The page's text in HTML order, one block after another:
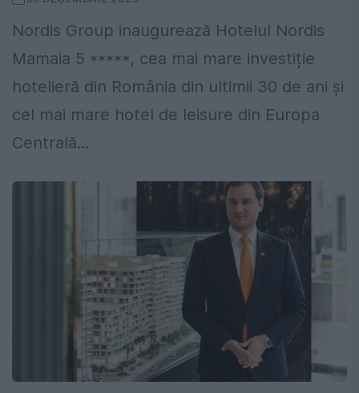
Nordis Group inaugurează Hotelul Nordis
Mamaia 5 *****, cea mai mare investiție
hotelieră din România din ultimii 30 de ani și
cel mai mare hotel de leisure din Europa
Centrală...